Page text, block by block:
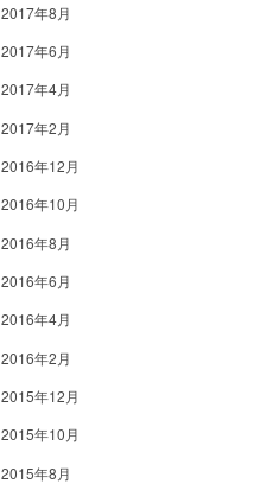
2017年8月
2017年6月
2017年4月
2017年2月
2016年12月
2016年10月
2016年8月
2016年6月
2016年4月
2016年2月
2015年12月
2015年10月
2015年8月